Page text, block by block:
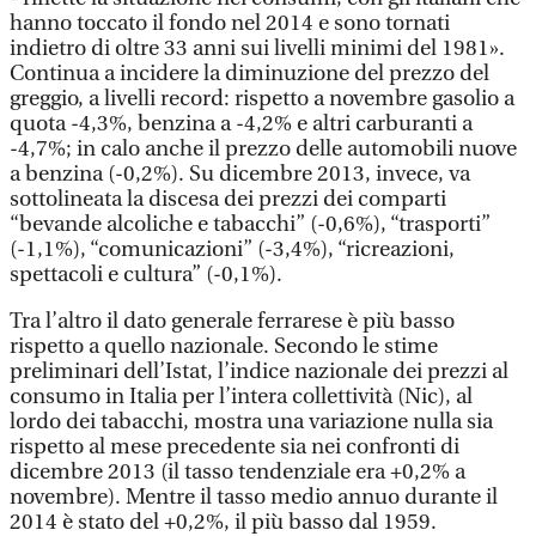
hanno toccato il fondo nel 2014 e sono tornati
indietro di oltre 33 anni sui livelli minimi del 1981».
Continua a incidere la diminuzione del prezzo del
greggio, a livelli record: rispetto a novembre gasolio a
quota -4,3%, benzina a -4,2% e altri carburanti a
-4,7%; in calo anche il prezzo delle automobili nuove
a benzina (-0,2%). Su dicembre 2013, invece, va
sottolineata la discesa dei prezzi dei comparti
“bevande alcoliche e tabacchi” (-0,6%), “trasporti”
(-1,1%), “comunicazioni” (-3,4%), “ricreazioni,
spettacoli e cultura” (-0,1%).
Tra l’altro il dato generale ferrarese è più basso
rispetto a quello nazionale. Secondo le stime
preliminari dell’Istat, l’indice nazionale dei prezzi al
consumo in Italia per l’intera collettività (Nic), al
lordo dei tabacchi, mostra una variazione nulla sia
rispetto al mese precedente sia nei confronti di
dicembre 2013 (il tasso tendenziale era +0,2% a
novembre). Mentre il tasso medio annuo durante il
2014 è stato del +0,2%, il più basso dal 1959.